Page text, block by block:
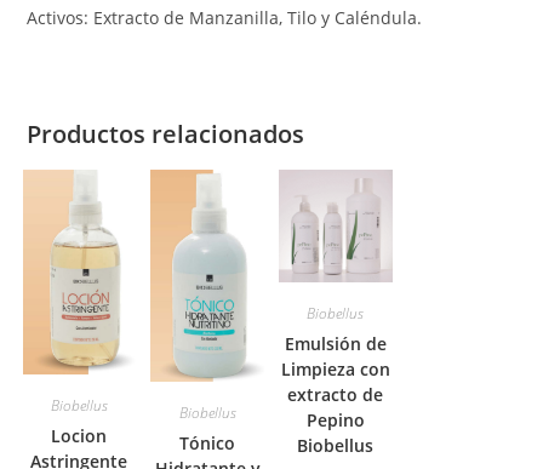
Activos: Extracto de Manzanilla, Tilo y Caléndula.
Productos relacionados
Biobellus
Locion
Astringente
Biobellus
Tónico
Biobellus
Emulsión de
Limpieza con
extracto de
Pepino
Biobellus